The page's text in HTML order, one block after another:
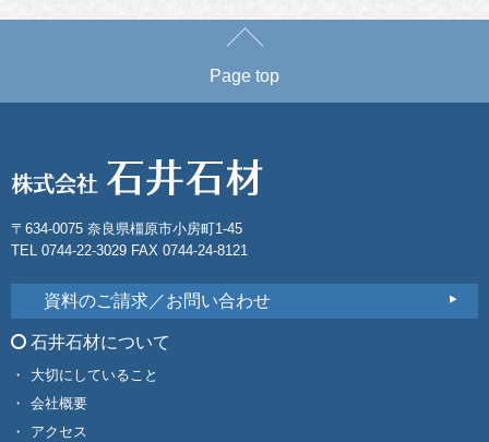
Page top
〒634-0075 奈良県橿原市小房町1-45
TEL 0744-22-3029 FAX 0744-24-8121
資料のご請求／お問い合わせ
石井石材について
大切にしていること
会社概要
アクセス